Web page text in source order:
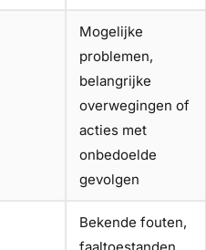
Mogelijke
problemen,
belangrijke
overwegingen of
acties met
onbedoelde
gevolgen
Bekende fouten,